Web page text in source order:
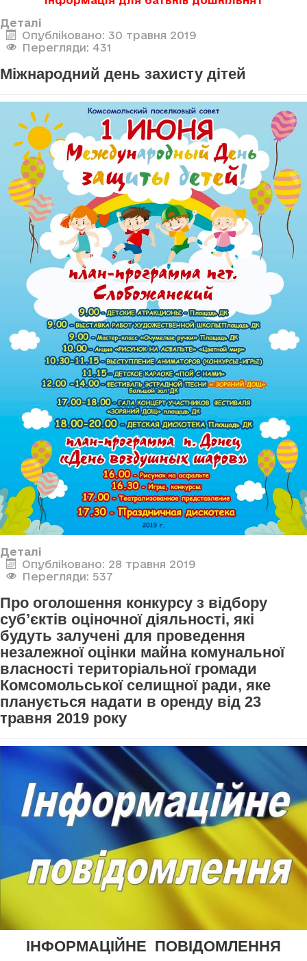
Деталі
Опубліковано: 30 травня 2019
Перегляди: 431
Міжнародний день захисту дітей
Деталі
Опубліковано: 28 травня 2019
Перегляди: 537
Про оголошення конкурсу з відбору
суб’єктів оціночної діяльності, які
будуть залучені для проведення
незалежної оцінки майна комунальної
власності територіальної громади
Комсомольської селищної ради, яке
планується надати в оренду від 23
травня 2019 року
ІНФОРМАЦІЙНЕ ПОВІДОМЛЕННЯ